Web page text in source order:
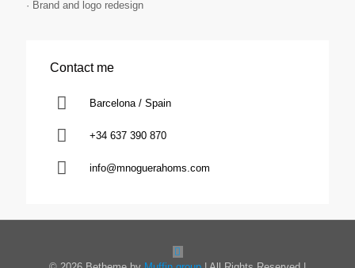
· Brand and logo redesign
Contact me
Barcelona / Spain
+34 637 390 870
info@mnoguerahoms.com